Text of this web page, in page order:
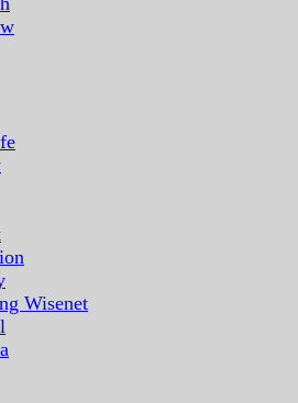
Wisenet